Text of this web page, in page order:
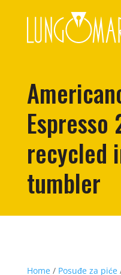
Espresso
recycled
tumbler
Home/ Posuđe za piće